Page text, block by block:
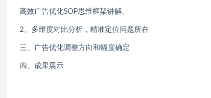
高效广告优化SOP思维框架讲解、
2、多维度对比分析，精准定位问题所在
三、广告优化调整方向和幅度确定
四、成果展示